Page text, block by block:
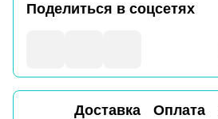
Поделиться в соцсетях
Доставка Оплата